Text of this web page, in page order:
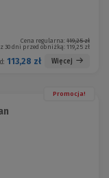
Cena regularna: 119,25 zł
30 dni przed obniżką: 119,25 zł
113,28 zł Więcej
Promocja!